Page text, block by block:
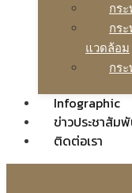
กร
กร
แวดล้อม
กร
Infographic
ข่าวประชาสัม
ติดต่อเรา